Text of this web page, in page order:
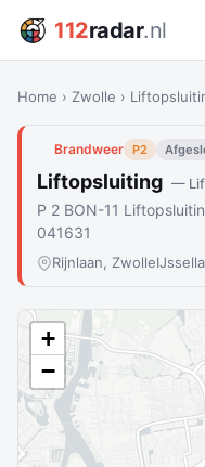
112radar.nl
Home › Zwolle ›
Brandweer P2
Liftopsluiting —
P 2 BON-11
041631
Rijnlaan, Zwolle
+
−